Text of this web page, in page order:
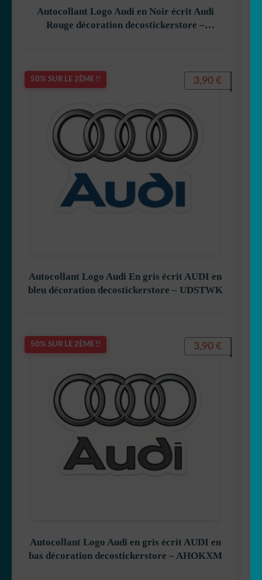
Autocollant Logo Audi en Noir écrit Audi
Rouge décoration decostickerstore –
50% SUR LE 2ÈME !!
Autocollant Logo Audi En gris écrit AUDI en
bleu décoration decostickerstore – UDSTWK
3,90 €
50% SUR LE 2ÈME !!
Autocollant Logo Audi en gris écrit AUDI en
bas décoration decostickerstore – AHOKXM
3,90 €